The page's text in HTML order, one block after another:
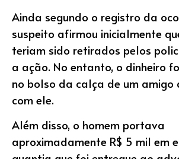
Ainda segundo o registro da
suspeito afirmou inicialmente
teriam sido retirados pelos
a ação. No entanto, o dinheiro
no bolso da calça de um amigo
com ele.
Além disso, o homem portava
aproximadamente R$ 5 mil em